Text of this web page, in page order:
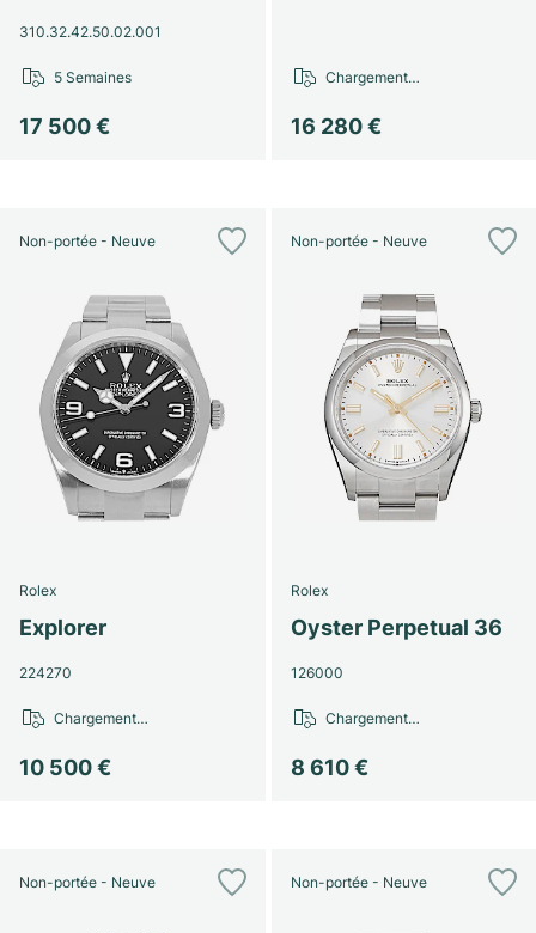
310.32.42.50.02.001
17 500 €
5 Semaines
16 280 €
Chargement…
Non-portée - Neuve
Rolex
Explorer
224270
10 500 €
Chargement…
Non-portée - Neuve
Rolex
Oyster Perpetual 36
126000
8 610 €
Chargement…
Non-portée - Neuve Non-portée - Neuve